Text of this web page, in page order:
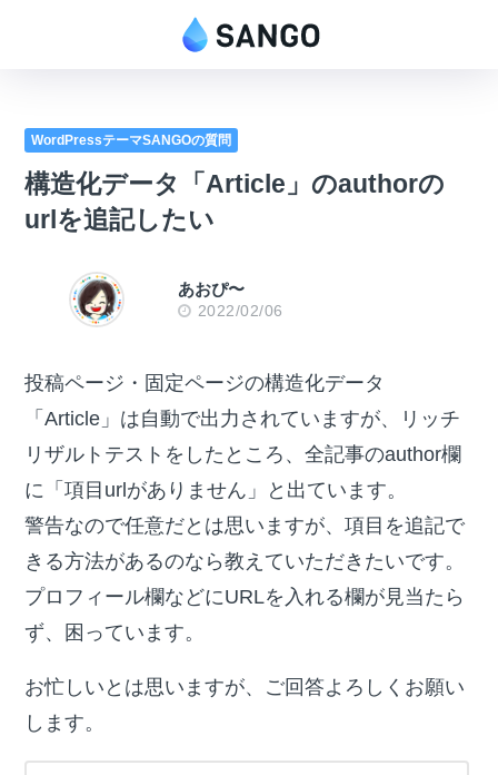
WordPressテーマSANGOの質問
構造化データ「Article」のauthorの
urlを追記したい
あおぴ〜
2022/02/06
投稿ページ・固定ページの構造化データ
「Article」は自動で出力されていますが、リッチ
リザルトテストをしたところ、全記事のauthor欄
に「項目urlがありません」と出ています。
警告なので任意だとは思いますが、項目を追記で
きる方法があるのなら教えていただきたいです。
プロフィール欄などにURLを入れる欄が見当たら
ず、困っています。
お忙しいとは思いますが、ご回答よろしくお願い
します。